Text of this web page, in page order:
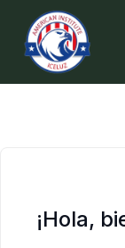
¡Hola,